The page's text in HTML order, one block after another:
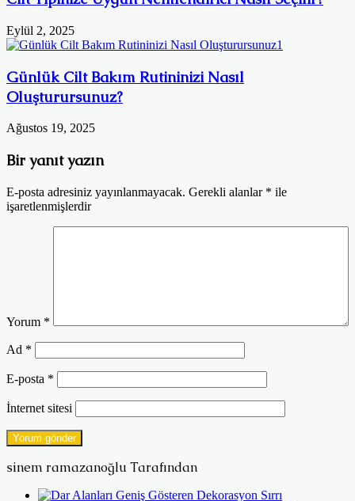
Eylül 2, 2025
Günlük Cilt Bakım Rutininizi Nasıl
Oluşturursunuz?
Ağustos 19, 2025
Bir yanıt yazın
E-posta adresiniz yayınlanmayacak. Gerekli alanlar * ile
işaretlenmişlerdir
Yorum *
Ad *
E-posta *
İnternet sitesi
sinem ramazanoğlu Tarafından